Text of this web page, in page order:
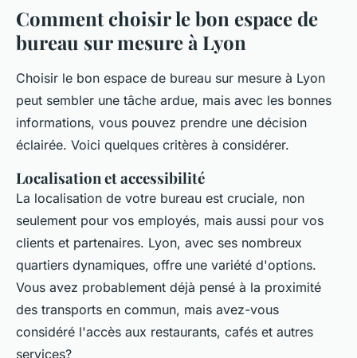
Comment choisir le bon espace de
bureau sur mesure à Lyon
Choisir le bon espace de bureau sur mesure à Lyon
peut sembler une tâche ardue, mais avec les bonnes
informations, vous pouvez prendre une décision
éclairée. Voici quelques critères à considérer.
Localisation et accessibilité
La localisation de votre bureau est cruciale, non
seulement pour vos employés, mais aussi pour vos
clients et partenaires. Lyon, avec ses nombreux
quartiers dynamiques, offre une variété d'options.
Vous avez probablement déjà pensé à la proximité
des transports en commun, mais avez-vous
considéré l'accès aux restaurants, cafés et autres
services?